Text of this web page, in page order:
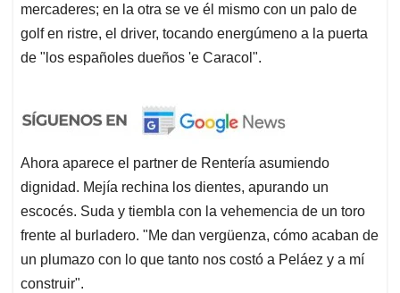
mercaderes; en la otra se ve él mismo con un palo de
golf en ristre, el driver, tocando energúmeno a la puerta
de "los españoles dueños 'e Caracol".
Ahora aparece el partner de Rentería asumiendo
dignidad. Mejía rechina los dientes, apurando un
escocés. Suda y tiembla con la vehemencia de un toro
frente al burladero. "Me dan vergüenza, cómo acaban de
un plumazo con lo que tanto nos costó a Peláez y a mí
construir".